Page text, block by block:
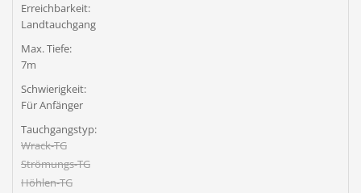
Erreichbarkeit:
Landtauchgang
Max. Tiefe:
7m
Schwierigkeit:
Für Anfänger
Tauchgangstyp:
Wrack-TG
Strömungs-TG
Höhlen-TG